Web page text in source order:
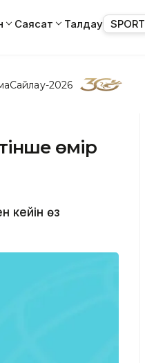
Саясат Талдау SPORT
Сайлау-2026
өмір
кейін өз